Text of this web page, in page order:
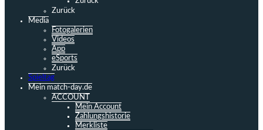
Zurück
Media
Fotogalerien
Videos
App
eSports
Zurück
Spieltag
Mein match-day.de
ACCOUNT
Mein Account
Zahlungshistorie
Merkliste